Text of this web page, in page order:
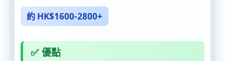
約 HK$1600-2800+
✅ 優點